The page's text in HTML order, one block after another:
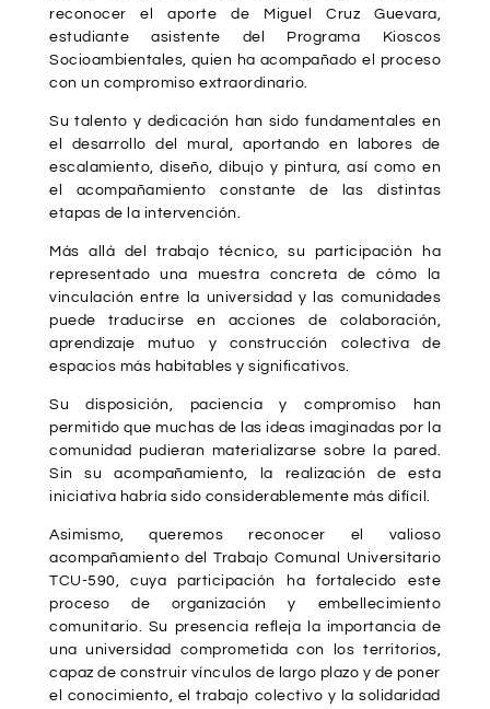
reconocer el aporte de Miguel Cruz Guevara,
estudiante asistente del Programa Kioscos
Socioambientales, quien ha acompañado el proceso
con un compromiso extraordinario.
Su talento y dedicación han sido fundamentales en
el desarrollo del mural, aportando en labores de
escalamiento, diseño, dibujo y pintura, así como en
el acompañamiento constante de las distintas
etapas de la intervención.
Más allá del trabajo técnico, su participación ha
representado una muestra concreta de cómo la
vinculación entre la universidad y las comunidades
puede traducirse en acciones de colaboración,
aprendizaje mutuo y construcción colectiva de
espacios más habitables y significativos.
Su disposición, paciencia y compromiso han
permitido que muchas de las ideas imaginadas por la
comunidad pudieran materializarse sobre la pared.
Sin su acompañamiento, la realización de esta
iniciativa habría sido considerablemente más difícil.
Asimismo, queremos reconocer el valioso
acompañamiento del Trabajo Comunal Universitario
TCU-590, cuya participación ha fortalecido este
proceso de organización y embellecimiento
comunitario. Su presencia refleja la importancia de
una universidad comprometida con los territorios,
capaz de construir vínculos de largo plazo y de poner
el conocimiento, el trabajo colectivo y la solidaridad